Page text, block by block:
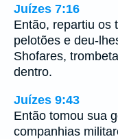
Juízes 7:16
Então, repartiu os
pelotões e deu-
Shofares,
dentro.
Juízes 9:43
Então tomou sua
companhias